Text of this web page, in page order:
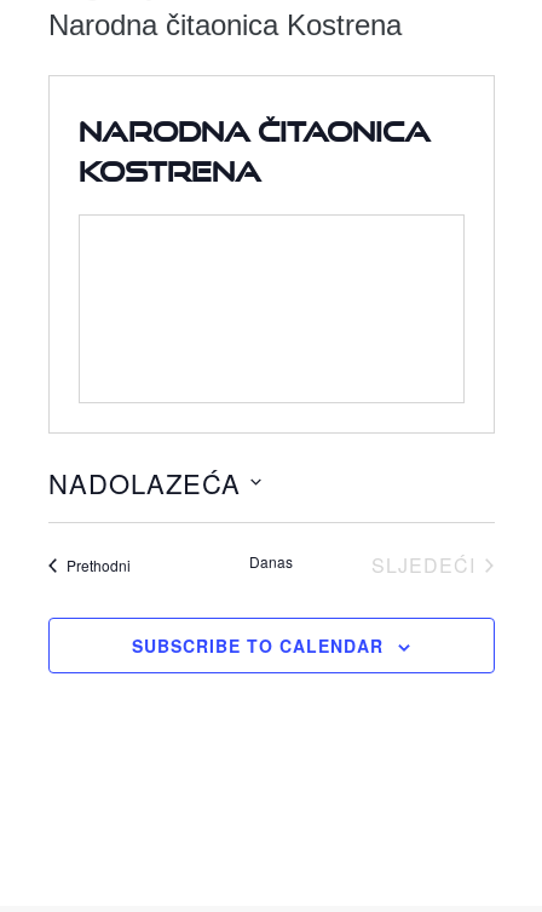
Narodna čitaonica Kostrena
Narodna čitaonica
Kostrena
NADOLAZEĆA
PrethodniDogađaji Danas
SLJEDEĆI
SUBSCRIBE TO CALENDAR